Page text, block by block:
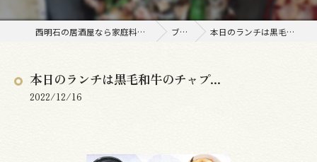
西明石の居酒屋なら家庭料理と肉 居酒屋 伸 ブログ 本日のランチは黒毛和牛のチャプ...
本日のランチは黒毛和牛のチャプ...
2022/12/16